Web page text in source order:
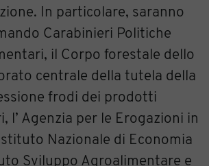
In particolare, saranno
Carabinieri Politiche
il Corpo forestale dello
centrale della tutela della
frodi dei prodotti
l’ Agenzia per le Erogazioni in
Nazionale di Economia
Sviluppo Agroalimentare e